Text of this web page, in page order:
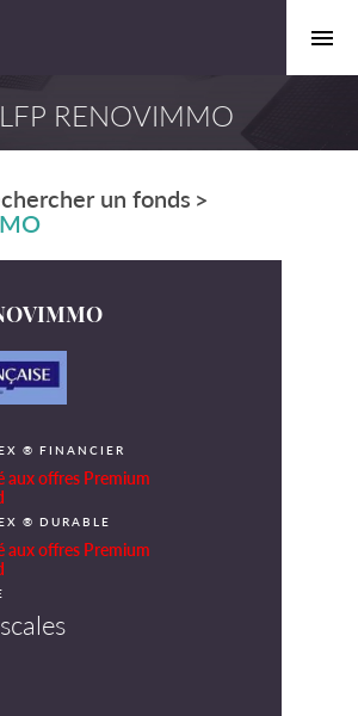
RENOVIMMO
un fonds >
® FINANCIER
aux offres Premium
® DURABLE
aux offres Premium